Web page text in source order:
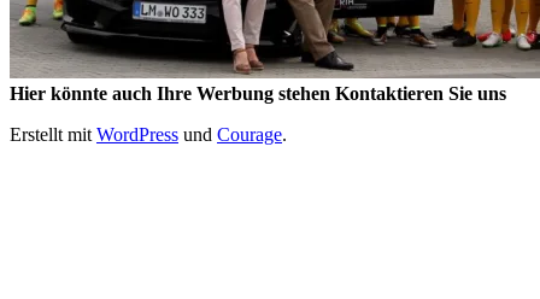
Hier könnte auch Ihre Werbung stehen Kontaktieren Sie uns
Erstellt mit WordPress und Courage.